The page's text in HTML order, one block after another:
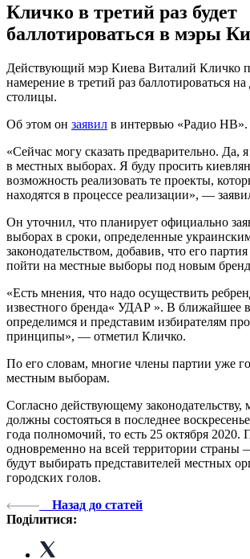
Кличко в третий раз будет
баллотироваться в мэры
Действующий мэр Киева Виталий Кличко
намерение в третий раз баллотироваться
столицы.
Об этом он заявил в интервью «Радио НВ».
«Сейчас могу сказать предварительно. Да, я
в местных выборах. Я буду просить
возможность реализовать те проекты,
находятся в процессе реализации», —
Он уточнил, что планирует официально
выборах в сроки, определенные
законодательством, добавив, что его
пойти на местные выборы под новым
«Есть мнения, что надо осуществить
известного бренда« УДАР ». В ближайшее
определимся и представим избирателям
принципы», — отметил Кличко.
По его словам, многие члены партии уже
местным выборам.
Согласно действующему
должны состояться в последнее
года полномочий, то есть 25 октября 2020.
одновременно на всей территории страны
будут выбирать представителей местных
городских голов.
Назад до статей
Поділитися: